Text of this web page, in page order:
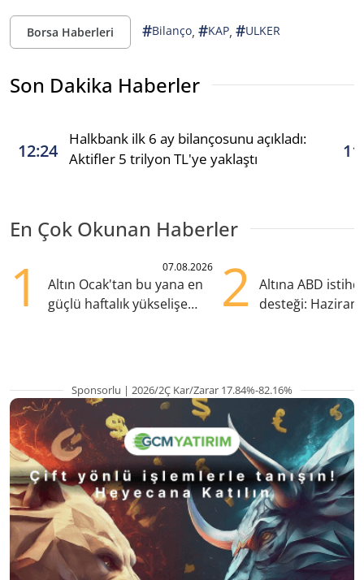
Borsa Haberleri #Bilanço, #KAP, #ULKER
Son Dakika Haberler
12:24
Halkbank ilk 6 ay bilançosunu açıkladı:
Aktifler 5 trilyon TL'ye yaklaştı
En Çok Okunan Haberler
1 07.08.2026
Altın Ocak'tan bu yana en
güçlü haftalık yükselişe
2
Altına ABD
desteği:
Sponsorlu | 2026/2Ç Kar/Zarar 17.84%-82.16%